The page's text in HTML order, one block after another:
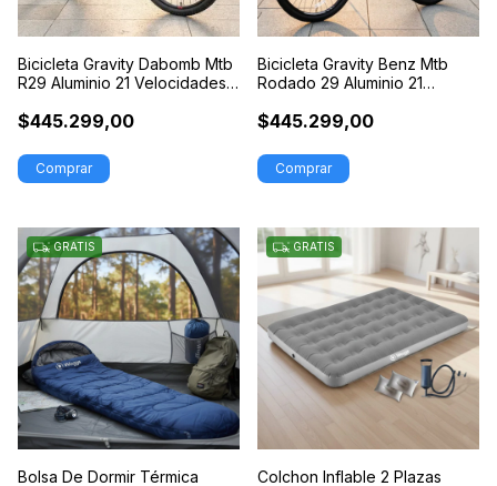
Bicicleta Gravity Dabomb Mtb
R29 Aluminio 21 Velocidades
$445.299,00
Bicicleta Gravity Benz Mtb
Rodado 29 Aluminio 21
$445.299,00
GRATIS
Bolsa De Dormir Térmica
GRATIS
Colchon Inflable 2 Plazas